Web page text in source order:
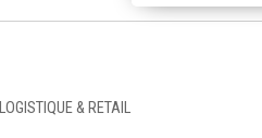
LOGISTIQUE & RETAIL